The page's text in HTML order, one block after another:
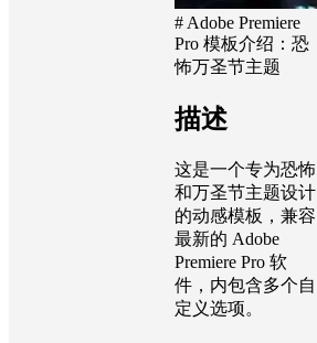
# Adobe Premiere
Pro 模板介绍：恐
怖万圣节主题
描述
这是一个专为恐怖
和万圣节主题设计
的动感模板，兼容
最新的 Adobe
Premiere Pro 软
件，内包含多个自
定义选项。